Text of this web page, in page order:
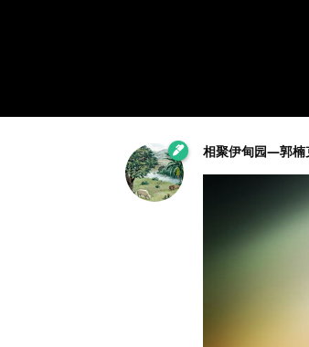
相聚伊甸园—郭楠